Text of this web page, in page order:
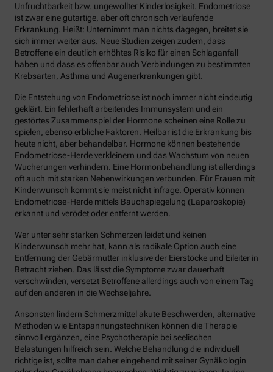
Unfruchtbarkeit bzw. ungewollter Kinderlosigkeit. Endometriose
ist zwar eine gutartige, aber oft chronisch verlaufende
Erkrankung. Heißt: Unternimmt man nichts dagegen, breitet sie
sich immer weiter aus. Neue Studien zeigen zudem, dass
Betroffene ein deutlich erhöhtes Risiko für einen Schlaganfall
haben und dass es offenbar auch Verbindungen zu bestimmten
Krebsarten, Asthma und Augenerkrankungen gibt.
Die Entstehung von Endometriose ist noch immer nicht eindeutig
geklärt. Ein fehlerhaft arbeitendes Immunsystem und ein
gestörtes Zusammenspiel der Hormone scheinen eine Rolle zu
spielen, ebenso erbliche Faktoren. Heilbar ist die Erkrankung bis
heute nicht, aber behandelbar. Hormone können bestehende
Endometriose-Herde verkleinern und das Wachstum von neuen
Wucherungen verhindern. Eine Hormonbehandlung ist allerdings
oft auch mit starken Nebenwirkungen verbunden. Für Frauen mit
Kinderwunsch kommt sie meist nicht infrage. Operativ können
Endometriose-Herde mittels Bauchspiegelung (Laparoskopie)
erkannt und verödet oder entfernt werden.
Wer unter sehr starken Schmerzen leidet und keinen
Kinderwunsch mehr hat, kann als radikale Option auch eine
Entfernung der Gebärmutter inklusive der Eierstöcke und Eileiter in
Betracht ziehen. Das lässt die Symptome zwar dauerhaft
verschwinden, versetzt Betroffene allerdings auch von einem Tag
auf den anderen in die Wechseljahre.
Ansonsten lindern Schmerzmittel akute Beschwerden, alternative
Methoden wie Entspannungstechniken können die Therapie
sinnvoll ergänzen, eine Psychotherapie bei seelischen
Belastungen hilfreich sein. Welche Behandlung die individuell
richtige ist, sollte man daher eingehend mit seiner Gynäkologin